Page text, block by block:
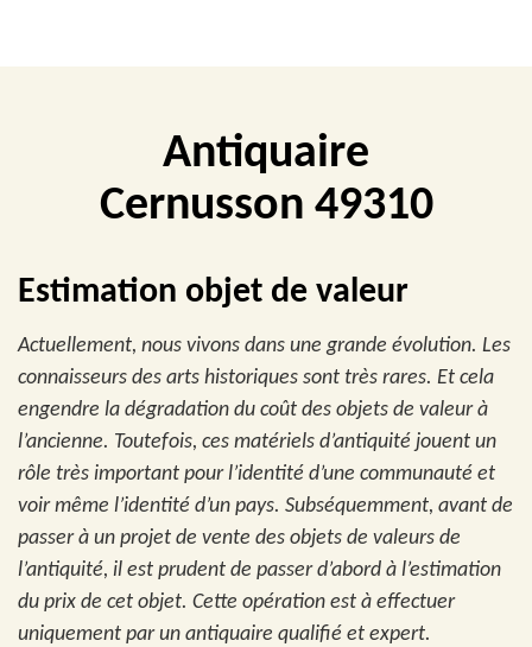
Antiquaire
Cernusson 49310
Estimation objet de valeur
Actuellement, nous vivons dans une grande évolution. Les
connaisseurs des arts historiques sont très rares. Et cela
engendre la dégradation du coût des objets de valeur à
l’ancienne. Toutefois, ces matériels d’antiquité jouent un
rôle très important pour l’identité d’une communauté et
voir même l’identité d’un pays. Subséquemment, avant de
passer à un projet de vente des objets de valeurs de
l’antiquité, il est prudent de passer d’abord à l’estimation
du prix de cet objet. Cette opération est à effectuer
uniquement par un antiquaire qualifié et expert.